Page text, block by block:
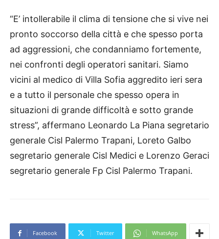
“E’ intollerabile il clima di tensione che si vive nei
pronto soccorso della città e che spesso porta
ad aggressioni, che condanniamo fortemente,
nei confronti degli operatori sanitari. Siamo
vicini al medico di Villa Sofia aggredito ieri sera
e a tutto il personale che spesso opera in
situazioni di grande difficoltà e sotto grande
stress”, affermano Leonardo La Piana segretario
generale Cisl Palermo Trapani, Loreto Galbo
segretario generale Cisl Medici e Lorenzo Geraci
segretario generale Fp Cisl Palermo Trapani.
Facebook Twitter WhatsApp